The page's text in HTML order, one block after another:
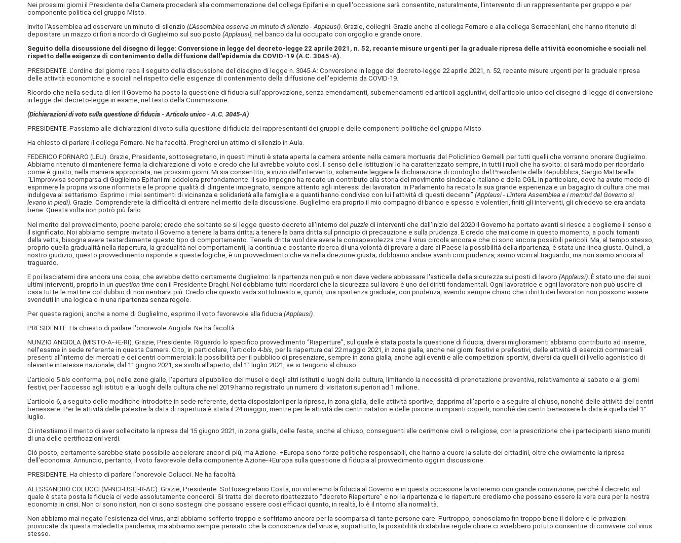
Nei prossimi giorni il Presidente della Camera procederà alla commemorazione del collega Epifani e in quell'occasione sarà consentito, naturalmente, l'intervento di un rappresentante per gruppo e per
componente politica del gruppo Misto.
Invito l'Assemblea ad osservare un minuto di silenzio (L'Assemblea osserva un minuto di silenzio - Applausi). Grazie, colleghi. Grazie anche al collega Fornaro e alla collega Serracchiani, che hanno ritenuto di
depositare un mazzo di fiori a ricordo di Guglielmo sul suo posto (Applausi), nel banco da lui occupato con orgoglio e grande onore.
Seguito della discussione del disegno di legge: Conversione in legge del decreto-legge 22 aprile 2021, n. 52, recante misure urgenti per la graduale ripresa delle attività economiche e sociali nel
rispetto delle esigenze di contenimento della diffusione dell'epidemia da COVID-19 (A.C. 3045-A​).
PRESIDENTE. L'ordine del giorno reca il seguito della discussione del disegno di legge n. 3045-A: Conversione in legge del decreto-legge 22 aprile 2021, n. 52, recante misure urgenti per la graduale ripresa
delle attività economiche e sociali nel rispetto delle esigenze di contenimento della diffusione dell'epidemia da COVID-19.
Ricordo che nella seduta di ieri il Governo ha posto la questione di fiducia sull'approvazione, senza emendamenti, subemendamenti ed articoli aggiuntivi, dell'articolo unico del disegno di legge di conversione
in legge del decreto-legge in esame, nel testo della Commissione.
(Dichiarazioni di voto sulla questione di fiducia - Articolo unico - A.C. 3045-A​)
PRESIDENTE. Passiamo alle dichiarazioni di voto sulla questione di fiducia dei rappresentanti dei gruppi e delle componenti politiche del gruppo Misto.
Ha chiesto di parlare il collega Fornaro. Ne ha facoltà. Pregherei un attimo di silenzio in Aula.
FEDERICO FORNARO (LEU). Grazie, Presidente, sottosegretario, in questi minuti è stata aperta la camera ardente nella camera mortuaria del Policlinico Gemelli per tutti quelli che vorranno onorare Guglielmo.
Abbiamo ritenuto di mantenere ferma la dichiarazione di voto e credo che lui avrebbe voluto così. Il senso delle istituzioni lo ha caratterizzato sempre, in tutti i ruoli che ha svolto; ci sarà modo per ricordarlo
come è giusto, nella maniera appropriata, nei prossimi giorni. Mi sia consentito, a inizio dell'intervento, solamente leggere la dichiarazione di cordoglio del Presidente della Repubblica, Sergio Mattarella:
“L'improvvisa scomparsa di Guglielmo Epifani mi addolora profondamente. Il suo impegno ha recato un contributo alla storia del movimento sindacale italiano e della CGIL in particolare, dove ha avuto modo di
esprimere la propria visione riformista e le proprie qualità di dirigente impegnato, sempre attento agli interessi dei lavoratori. In Parlamento ha recato la sua grande esperienza e un bagaglio di cultura che mai
indulgeva al settarismo. Esprimo i miei sentimenti di vicinanza e solidarietà alla famiglia e a quanti hanno condiviso con lui l'attività di questi decenni” (Applausi - L'intera Assemblea e i membri del Governo si
levano in piedi). Grazie. Comprenderete la difficoltà di entrare nel merito della discussione. Guglielmo era proprio il mio compagno di banco e spesso e volentieri, finiti gli interventi, gli chiedevo se era andata
bene. Questa volta non potrò più farlo.
Nel merito del provvedimento, poche parole; credo che soltanto se si legge questo decreto all'interno del puzzledi interventi che dall'inizio del 2020 il Governo ha portato avanti si riesce a coglierne il senso e
il significato. Noi abbiamo sempre invitato il Governo a tenere la barra dritta; a tenere la barra dritta sul principio di precauzione e sulla prudenza. E credo che mai come in questo momento, a pochi tornanti
dalla vetta, bisogna avere testardamente questo tipo di comportamento. Tenerla dritta vuol dire avere la consapevolezza che il virus circola ancora e che ci sono ancora possibili pericoli. Ma, al tempo stesso,
proprio quella gradualità nella riapertura, la gradualità nei comportamenti, la continua e costante ricerca di una volontà di provare a dare al Paese la possibilità della ripartenza, è stata una linea giusta. Quindi, a
nostro giudizio, questo provvedimento risponde a queste logiche, è un provvedimento che va nella direzione giusta; dobbiamo andare avanti con prudenza, siamo vicini al traguardo, ma non siamo ancora al
traguardo.
E poi lasciatemi dire ancora una cosa, che avrebbe detto certamente Guglielmo: la ripartenza non può e non deve vedere abbassare l'asticella della sicurezza sui posti di lavoro (Applausi). È stato uno dei suoi
ultimi interventi, proprio in un question timecon il Presidente Draghi. Noi dobbiamo tutti ricordarci che la sicurezza sul lavoro è uno dei diritti fondamentali. Ogni lavoratrice e ogni lavoratore non può uscire di
casa tutte le mattine col dubbio di non rientrarvi più. Credo che questo vada sottolineato e, quindi, una ripartenza graduale, con prudenza, avendo sempre chiaro che i diritti dei lavoratori non possono essere
svenduti in una logica e in una ripartenza senza regole.
Per queste ragioni, anche a nome di Guglielmo, esprimo il voto favorevole alla fiducia (Applausi).
PRESIDENTE. Ha chiesto di parlare l'onorevole Angiola. Ne ha facoltà.
NUNZIO ANGIOLA (MISTO-A-+E-RI). Grazie, Presidente. Riguardo lo specifico provvedimento “Riaperture”, sul quale è stata posta la questione di fiducia, diversi miglioramenti abbiamo contribuito ad inserire,
nell'esame in sede referente in questa Camera. Cito, in particolare, l'articolo 4-bis, per la riapertura dal 22 maggio 2021, in zona gialla, anche nei giorni festivi e prefestivi, delle attività di esercizi commerciali
presenti all'interno dei mercati e dei centri commerciali; la possibilità per il pubblico di presenziare, sempre in zona gialla, anche agli eventi e alle competizioni sportivi, diversi da quelli di livello agonistico di
rilevante interesse nazionale, dal 1° giugno 2021, se svolti all'aperto, dal 1° luglio 2021, se si tengono al chiuso.
L'articolo 5-bis conferma, poi, nelle zone gialle, l'apertura al pubblico dei musei e degli altri istituti e luoghi della cultura, limitando la necessità di prenotazione preventiva, relativamente al sabato e ai giorni
festivi, per l'accesso agli istituti e ai luoghi della cultura che nel 2019 hanno registrato un numero di visitatori superiori ad 1 milione.
L'articolo 6, a seguito delle modifiche introdotte in sede referente, detta disposizioni per la ripresa, in zona gialla, delle attività sportive, dapprima all'aperto e a seguire al chiuso, nonché delle attività dei centri
benessere. Per le attività delle palestre la data di riapertura è stata il 24 maggio, mentre per le attività dei centri natatori e delle piscine in impianti coperti, nonché dei centri benessere la data è quella del 1°
luglio.
Ci intestiamo il merito di aver sollecitato la ripresa dal 15 giugno 2021, in zona gialla, delle feste, anche al chiuso, conseguenti alle cerimonie civili o religiose, con la prescrizione che i partecipanti siano muniti
di una delle certificazioni verdi.
Ciò posto, certamente sarebbe stato possibile accelerare ancor di più, ma Azione- +Europa sono forze politiche responsabili, che hanno a cuore la salute dei cittadini, oltre che ovviamente la ripresa
dell'economia. Annuncio, pertanto, il voto favorevole della componente Azione-+Europa sulla questione di fiducia al provvedimento oggi in discussione.
PRESIDENTE. Ha chiesto di parlare l'onorevole Colucci. Ne ha facoltà.
ALESSANDRO COLUCCI (M-NCI-USEI-R-AC). Grazie, Presidente. Sottosegretario Costa, noi voteremo la fiducia al Governo e in questa occasione la voteremo con grande convinzione, perché il decreto sul
quale è stata posta la fiducia ci vede assolutamente concordi. Si tratta del decreto ribattezzato “decreto Riaperture” e noi la ripartenza e le riaperture crediamo che possano essere la vera cura per la nostra
economia in crisi. Non ci sono ristori, non ci sono sostegni che possano essere così efficaci quanto, in realtà, lo è il ritorno alla normalità.
Non abbiamo mai negato l'esistenza del virus, anzi abbiamo sofferto troppo e soffriamo ancora per la scomparsa di tante persone care. Purtroppo, conosciamo fin troppo bene il dolore e le privazioni
provocate da questa maledetta pandemia, ma abbiamo sempre pensato che la conoscenza del virus e, soprattutto, la possibilità di stabilire regole chiare ci avrebbero potuto consentire di convivere col virus
stesso.